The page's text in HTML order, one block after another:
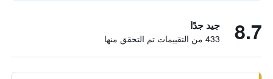
8.7 جيد جدًا
433 من التقييمات تم التحقق منها